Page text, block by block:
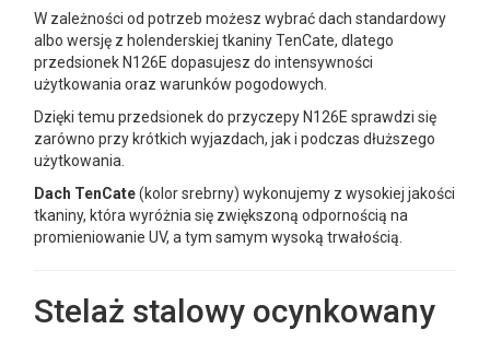
W zależności od potrzeb możesz wybrać dach standardowy
albo wersję z holenderskiej tkaniny TenCate, dlatego
przedsionek N126E dopasujesz do intensywności
użytkowania oraz warunków pogodowych.
Dzięki temu przedsionek do przyczepy N126E sprawdzi się
zarówno przy krótkich wyjazdach, jak i podczas dłuższego
użytkowania.
Dach TenCate(kolor srebrny) wykonujemy z wysokiej jakości
tkaniny, która wyróżnia się zwiększoną odpornością na
promieniowanie UV, a tym samym wysoką trwałością.
Stelaż stalowy ocynkowany